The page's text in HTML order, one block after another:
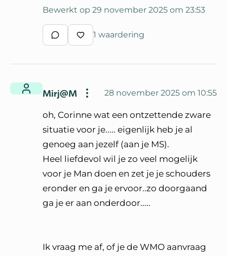
Bewerkt op 29 november 2025 om 23:53
Schrijf een reactie
Waardeer reactie
1 waardering
Mirj@M 28 november 2025 om 10:55
oh, Corinne wat een ontzettende zware
situatie voor je..... eigenlijk heb je al
genoeg aan jezelf (aan je MS).
Heel liefdevol wil je zo veel mogelijk
voor je Man doen en zet je je schouders
eronder en ga je ervoor..zo doorgaand
ga je er aan onderdoor.....
Ik vraag me af, of je de WMO aanvraag